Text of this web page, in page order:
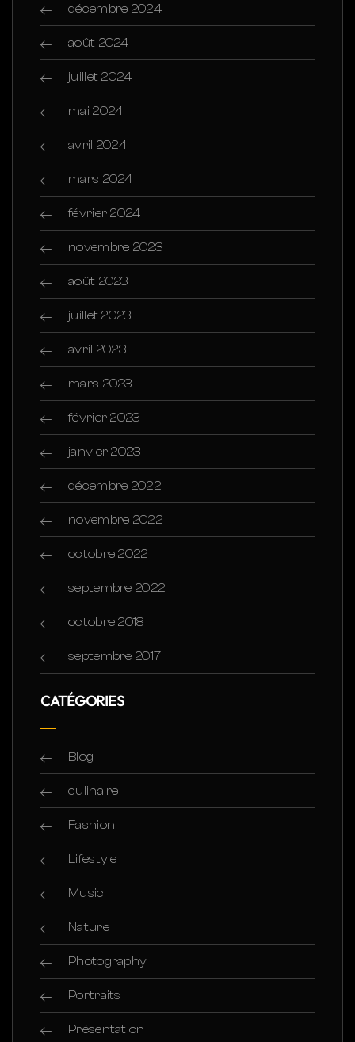
décembre 2024
août 2024
juillet 2024
mai 2024
avril 2024
mars 2024
février 2024
novembre 2023
août 2023
juillet 2023
avril 2023
mars 2023
février 2023
janvier 2023
décembre 2022
novembre 2022
octobre 2022
septembre 2022
octobre 2018
septembre 2017
CATÉGORIES
Blog
culinaire
Fashion
Lifestyle
Music
Nature
Photography
Portraits
Présentation